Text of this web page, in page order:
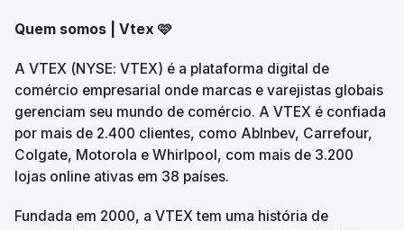
Quem somos | Vtex 🩷
A VTEX (NYSE: VTEX) é a plataforma digital de
comércio empresarial onde marcas e varejistas globais
gerenciam seu mundo de comércio. A VTEX é confiada
por mais de 2.400 clientes, como AbInbev, Carrefour,
Colgate, Motorola e Whirlpool, com mais de 3.200
lojas online ativas em 38 países.
Fundada em 2000, a VTEX tem uma história de